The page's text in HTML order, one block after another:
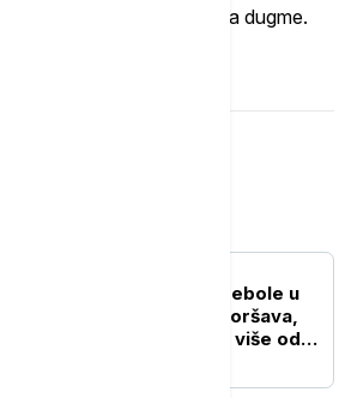
komentar, kliknite na dugme.
SZO: Najveća epidemija ebole u
istoriji DR Konga se pogoršava,
skoro 4.000 zaraženih i više od